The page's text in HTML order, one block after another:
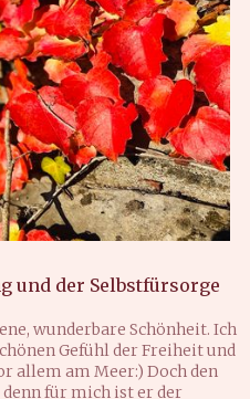
und der Selbstfürsorge
wunderbare Schönheit. Ich
Gefühl der Freiheit und
allem am Meer:) Doch den
denn für mich ist er der